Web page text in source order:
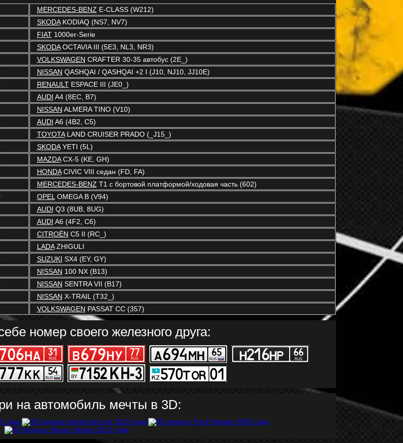
MERCEDES-BENZ E-CLASS (W212)
SKODAKODIAQ (NS7, NV7)
FIAT1000er-Serie
SKODAOCTAVIA III (5E3, NL3, NR3)
VOLKSWAGEN CRAFTER 30-35 автобус (2E_)
NISSAN QASHQAI / QASHQAI +2 I (J10, NJ10, JJ10E)
RENAULTESPACE III (JE0_)
AUDI A4 (8EC, B7)
NISSAN ALMERA TINO (V10)
AUDI A6 (4B2, C5)
TOYOTALAND CRUISER PRADO (_J15_)
SKODAYETI (5L)
MAZDACX-5 (KE, GH)
HONDACIVIC VIII седан (FD, FA)
MERCEDES-BENZ T1 c бортовой платформой/ходовая часть (602)
OPEL OMEGA B (V94)
AUDI Q3 (8UB, 8UG)
AUDI A6 (4F2, C6)
CITROËN C5 II (RC_)
LADAZHIGULI
SUZUKI SX4 (EY, GY)
NISSAN 100 NX (B13)
NISSAN SENTRA VII (B17)
NISSAN X-TRAIL (T32_)
VOLKSWAGEN PASSAT CC (357)
номер своего железного друга:
на автомобиль мечты в 3D: